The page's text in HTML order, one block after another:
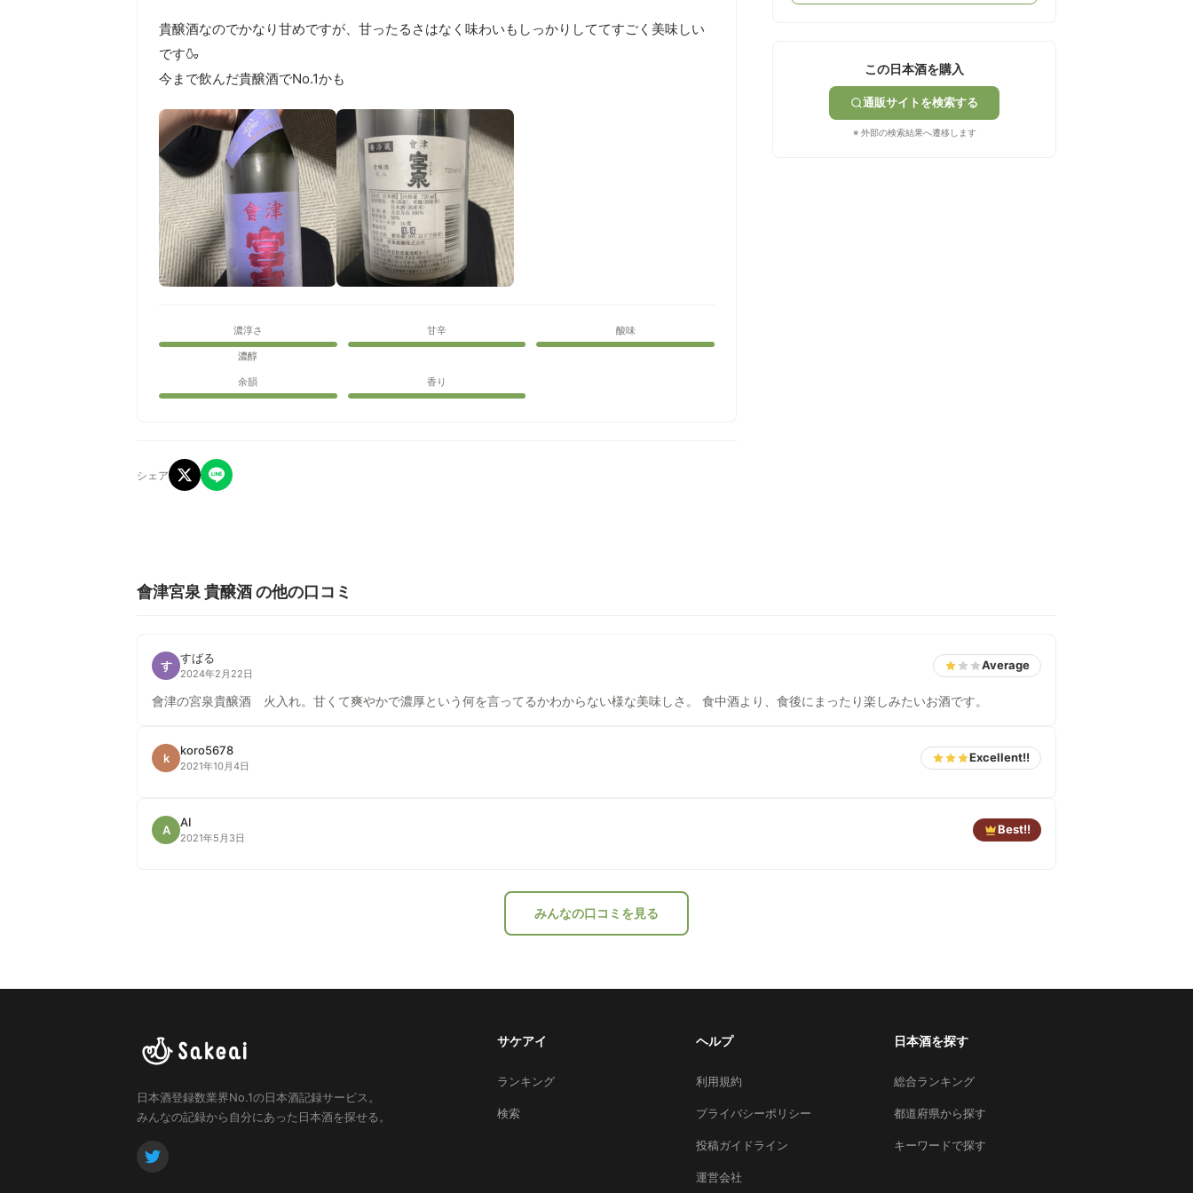
貴醸酒なのでかなり甘めですが、甘ったるさはなく味わいもしっかりしててすごく美味しい
です🍶
今まで飲んだ貴醸酒でNo.1かも
濃淳さ
濃醇
甘辛 酸味
余韻 香り
シェア
この日本酒を購入
通販サイトを検索する
※ 外部の検索結果へ遷移します
會津宮泉 貴醸酒 の他の口コミ
す
すばる
2024年2月22日
Average
會津の宮泉貴醸酒 火入れ。甘くて爽やかで濃厚という何を言ってるかわからない様な美味しさ。 食中酒より、食後にまったり楽しみたいお酒です。
k
koro5678
2021年10月4日
Excellent!!
A
AI
2021年5月3日
Best!!
みんなの口コミを見る
日本酒登録数業界No.1の日本酒記録サービス。
みんなの記録から自分にあった日本酒を探せる。
サケアイ
ランキング
検索
ヘルプ
利用規約
プライバシーポリシー
投稿ガイドライン
運営会社
日本酒を探す
総合ランキング
都道府県から探す
キーワードで探す